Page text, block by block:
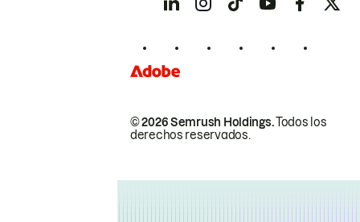
© 2026 Semrush Holdings.Todos los
derechos reservados.